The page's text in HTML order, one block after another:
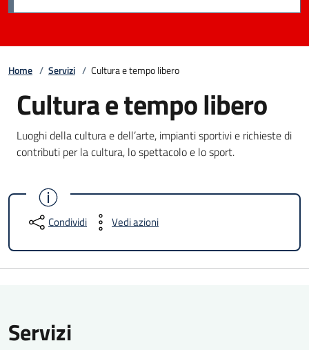
Home / Servizi / Cultura e tempo libero
Cultura e tempo libero
Luoghi della cultura e dell’arte, impianti sportivi e richieste di
contributi per la cultura, lo spettacolo e lo sport.
Condividi Vedi azioni
Servizi